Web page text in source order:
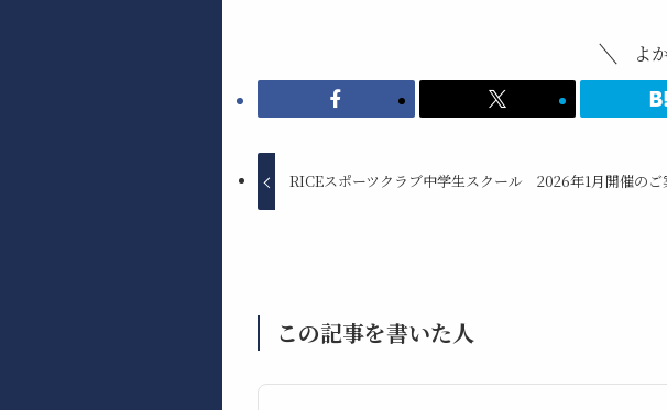
よ
RICEスポーツクラブ中学生スクール 2026年1月開催のご
この記事を書いた人